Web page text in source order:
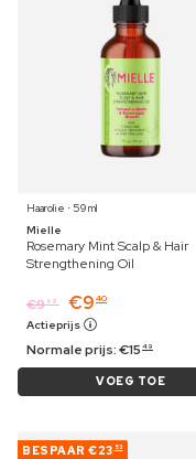
Haarolie ⋅ 59 ml
Mielle
Rosemary Mint Scalp & Hair
Strengthening Oil
€9 69 €9 40
Actieprijs
Normale prijs:€15 49
VOEG TOE
BESPAAR €23 53